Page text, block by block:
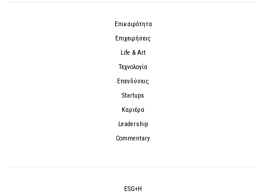
Επικαιρότητα
Επιχειρήσεις
Life & Art
Τεχνολογία
Επενδύσεις
Startups
Καριέρα
Leadership
Commentary
ESG+H